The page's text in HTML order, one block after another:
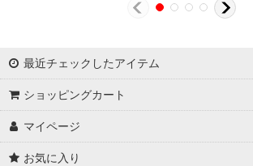
最近チェックしたアイテム
ショッピングカート
マイページ
お気に入り